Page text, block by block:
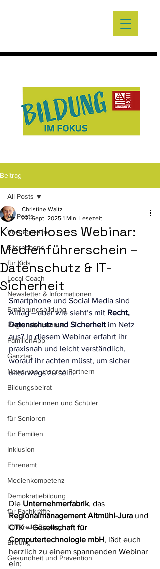
Beitrag
All Posts
Vortragsreihe
Elternabend
für Kids
Local Coach
Newsletter & Informationen
Ernährungsbildung
Regionale Identität
FamilienApp
Ganztag
News von unseren Partnern
Bildungsbeirat
für Schülerinnen und Schüler
für Senioren
für Familien
Inklusion
Ehrenamt
Medienkompetenz
Demokratiebildung
für Fachkräfte
Kulturelle Bildung
Bildung
Gesundheit und Prävention
All Posts
Kostenloses Webinar:
Medienführerschein –
Datenschutz & IT-
Sicherheit
Christine Waitz
22. Sept. 2025 1 Min. Lesezeit
Smartphone und Social Media sind
Alltag – aber wie sieht’s mit Recht,
Datenschutz und Sicherheit im Netz
aus? In diesem Webinar erfahrt ihr
praxisnah und leicht verständlich,
worauf ihr achten müsst, um sicher
unterwegs zu sein.
Die Unternehmerfabrik, das
Regionalmanagement Altmühl-Jura und
CTK – Gesellschaft für
Computertechnologie mbH, lädt euch
herzlich zu einem spannenden Webinar
ein: